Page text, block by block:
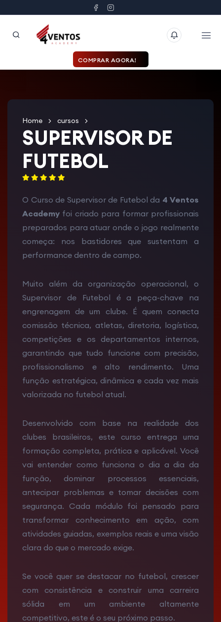
COMPRAR AGORA!
Home cursos
SUPERVISOR DE
FUTEBOL
O Curso de Supervisor de Futebol da 4 Ventos
Academy foi criado para formar profissionais
preparados para atuar onde o jogo realmente
começa: nos bastidores que sustentam a
performance dentro de campo.
Muito além da organização operacional, o
Supervisor de Futebol é a peça-chave na
engrenagem de um clube. É quem conecta
comissão técnica, atletas, diretoria, logística,
competições e os departamentos internos,
garantindo que tudo funcione com precisão,
profissionalismo e alto rendimento. Uma
função estratégica, dinâmica e cada vez mais
valorizada no futebol atual.
Desenvolvido com base na realidade dos
clubes brasileiros, este curso entrega uma
formação completa, prática e aplicável. Você
vai entender como funciona o dia a dia da
função, dominar processos essenciais,
antecipar problemas e tomar decisões com
segurança. Cada módulo foi pensado para
transformar conhecimento em ação, com
atividades guiadas, exemplos reais e uma visão
clara do que o mercado exige.
Se você quer se destacar no futebol, crescer
com consistência e construir uma carreira
sólida em um ambiente altamente
competitivo, este é o seu próximo passo.